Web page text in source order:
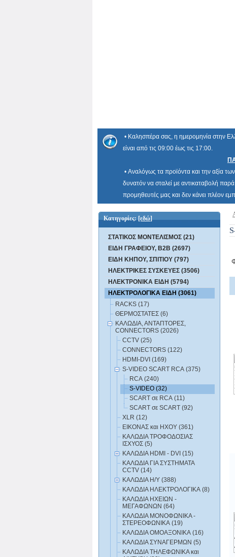
• Καλησπέρα σας, η ημερομηνία στην
είναι από τις 09:00 έως τις 17:00.
• Αναλόγως τα προϊόντα και την αξία
δυνατόν να σταλεί με αντικαταβολή
προμηθευτές μας και δεν κάνει πλέον
Κατηγορίες:[εδώ]
ΣΤΑΤΙΚΟΣ ΜΟΝΤΕΛΙΣΜΟΣ (21)
ΕΙΔΗ ΓΡΑΦΕΙΟΥ, B2B (2697)
ΕΙΔΗ ΚΗΠΟΥ, ΣΠΙΤΙΟΥ (797)
ΗΛΕΚΤΡΙΚΕΣ ΣΥΣΚΕΥΕΣ (3506)
ΗΛΕΚΤΡΟΝΙΚΑ ΕΙΔΗ (5794)
ΗΛΕΚΤΡΟΛΟΓΙΚΑ ΕΙΔΗ (3061)
RACKS (17)
ΘΕΡΜΟΣΤΑΤΕΣ (6)
ΚΑΛΩΔΙΑ, ΑΝΤΑΠΤΟΡΕΣ,
CONNECTORS (2026)
CCTV (25)
CONNECTORS (122)
HDMI-DVI (169)
S-VIDEO SCART RCA (375)
RCA (240)
S-VIDEO (32)
SCART σε RCA (11)
SCART σε SCART (92)
XLR (12)
ΕΙΚΟΝΑΣ και ΗΧΟΥ (361)
ΚΑΛΩΔΙA ΤΡΟΦΟΔΟΣΙΑΣ
ΙΣΧΥΟΣ (5)
ΚΑΛΩΔΙΑ HDMI - DVI (15)
ΚΑΛΩΔΙΑ ΓΙΑ ΣΥΣΤΗΜΑΤΑ
CCTV (14)
ΚΑΛΩΔΙΑ Η/Υ (388)
ΚΑΛΩΔΙΑ ΗΛΕΚΤΡΟΛΟΓΙΚΑ (8)
ΚΑΛΩΔΙΑ ΗΧΕΙΩΝ -
ΜΕΓΑΦΩΝΩΝ (64)
ΚΑΛΩΔΙΑ ΜΟΝΟΦΩΝΙΚΑ -
ΣΤΕΡΕΟΦΩΝΙΚΑ (19)
ΚΑΛΩΔΙΑ ΟΜΟΑΞΟΝΙΚΑ (16)
ΚΑΛΩΔΙΑ ΣΥΝΑΓΕΡΜΩΝ (5)
ΚΑΛΩΔΙΑ ΤΗΛΕΦΩΝΙΚΑ και